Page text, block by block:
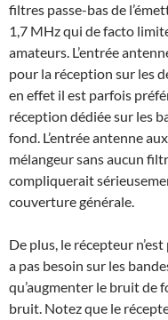
filtres passe-bas de
1,7 MHz qui de facto
amateurs. L’entrée
pour la réception sur les
en effet il est parfois
réception dédiée sur les
fond. L’entrée antenne
mélangeur sans aucun
compliquerait
couverture générale.
De plus, le récepteur
a pas besoin sur les
qu’augmenter le bruit de
bruit. Notez que le